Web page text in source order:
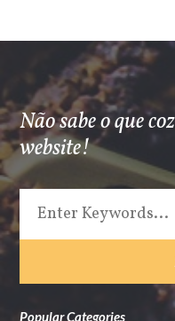
Não sabe o que
website!
Popular Categories